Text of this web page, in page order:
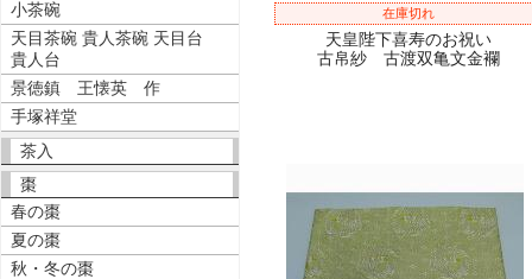
小茶碗
天目茶碗 貴人茶碗 天目台
貴人台
景徳鎮 王懐英 作
手塚祥堂
茶入
棗
春の棗
夏の棗
秋・冬の棗
在庫切れ
天皇陛下喜寿のお祝い
古帛紗 古渡双亀文金襴